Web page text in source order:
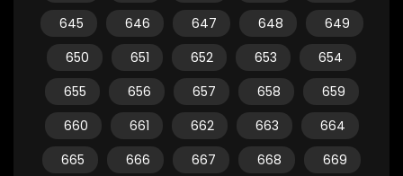
645
646 647 648
649
650
651 652 653
654
655
656 657 658
659
660
661 662 663
664
665
666 667 668
669